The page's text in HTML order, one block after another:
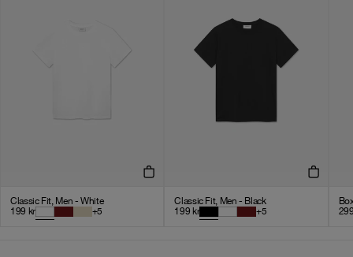
Classic Fit, Men - White
199 kr +5
Classic Fit, Men - Black
199 kr +5